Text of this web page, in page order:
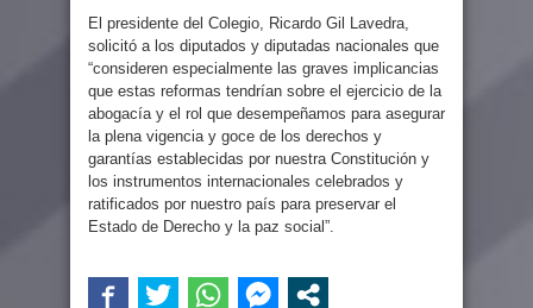
El presidente del Colegio, Ricardo Gil Lavedra,
solicitó a los diputados y diputadas nacionales que
“consideren especialmente las graves implicancias
que estas reformas tendrían sobre el ejercicio de la
abogacía y el rol que desempeñamos para asegurar
la plena vigencia y goce de los derechos y
garantías establecidas por nuestra Constitución y
los instrumentos internacionales celebrados y
ratificados por nuestro país para preservar el
Estado de Derecho y la paz social”.